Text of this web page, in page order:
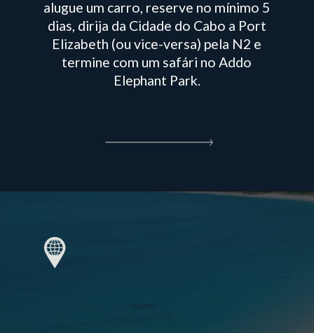
alugue um carro, reserve no mínimo 5
dias, dirija da Cidade do Cabo a Port
Elizabeth (ou vice-versa) pela N2 e
termine com um safári no Addo
Elephant Park.